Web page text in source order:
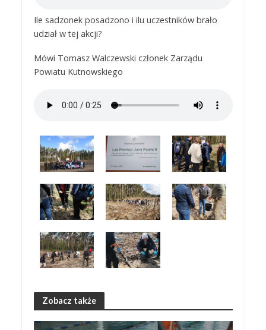
Ile sadzonek posadzono i ilu uczestników brało
udział w tej akcji?
Mówi Tomasz Walczewski członek Zarządu
Powiatu Kutnowskiego
Zobacz także